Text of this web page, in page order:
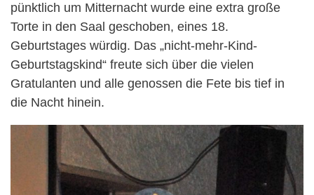
pünktlich um Mitternacht wurde eine extra große
Torte in den Saal geschoben, eines 18.
Geburtstages würdig. Das „nicht-mehr-Kind-
Geburtstagskind“ freute sich über die vielen
Gratulanten und alle genossen die Fete bis tief in
die Nacht hinein.